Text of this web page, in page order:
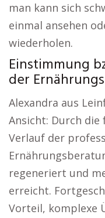
man kann sich
einmal ansehen
wiederholen.
Einstimmung
der
Alexandra aus
Ansicht: Durch
Verlauf der
regeneriert und
erreicht.
Vorteil, komplexe